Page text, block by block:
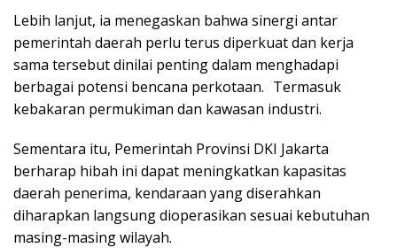
Lebih lanjut, ia menegaskan bahwa sinergi antar
pemerintah daerah perlu terus diperkuat dan kerja
sama tersebut dinilai penting dalam menghadapi
berbagai potensi bencana perkotaan. Termasuk
kebakaran permukiman dan kawasan industri.
Sementara itu, Pemerintah Provinsi DKI Jakarta
berharap hibah ini dapat meningkatkan kapasitas
daerah penerima, kendaraan yang diserahkan
diharapkan langsung dioperasikan sesuai kebutuhan
masing-masing wilayah.